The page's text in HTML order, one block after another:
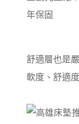
舒適層也是
軟度、舒適